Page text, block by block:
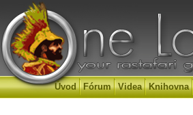
Úvod Fórum Videa Knihovna